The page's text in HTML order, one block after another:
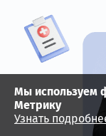
Мы используем
Метрику
Узнать